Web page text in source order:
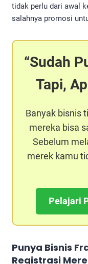
tidak perlu dari awal
salahnya promosi
Sudah
Tapi,
Banyak bisnis
mereka bisa
Sebelum
merek kamu
Pelajari
Punya Bisnis
Registrasi